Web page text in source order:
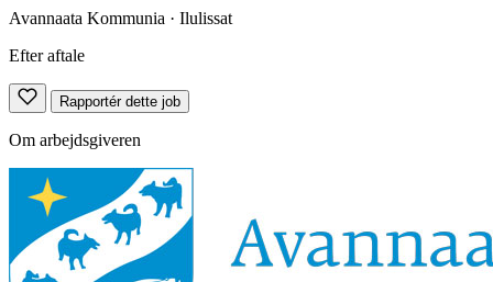
Avannaata Kommunia · Ilulissat
Efter aftale
Rapportér dette job
Om arbejdsgiveren